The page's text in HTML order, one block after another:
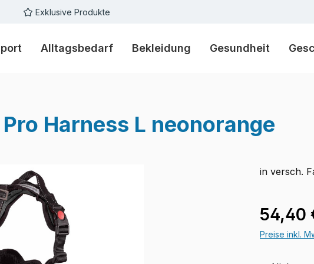
Exklusive Produkte
Alltagsbedarf Bekleidung Gesundheit
Harness L neonorange
in versch.
54,40
Preise inkl.